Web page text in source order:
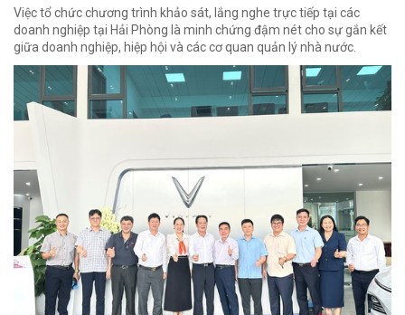
Việc tổ chức chương trình khảo sát, lắng nghe trực tiếp tại các
doanh nghiệp tại Hải Phòng là minh chứng đậm nét cho sự gắn kết
giữa doanh nghiệp, hiệp hội và các cơ quan quản lý nhà nước.